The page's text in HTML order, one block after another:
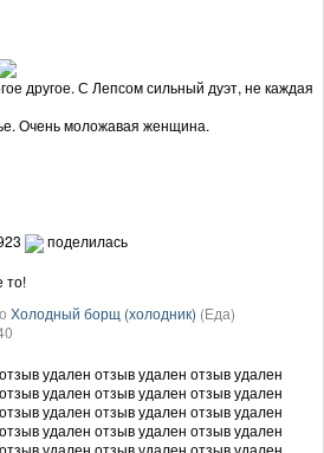
другое. С Лепсом сильный дуэт, не каждая
Очень моложавая женщина.
поделилась
то!
Холодный борщ (холодник) (Еда)
удален отзыв удален отзыв удален
удален отзыв удален отзыв удален
удален отзыв удален отзыв удален
удален отзыв удален отзыв удален
удален отзыв удален отзыв удален